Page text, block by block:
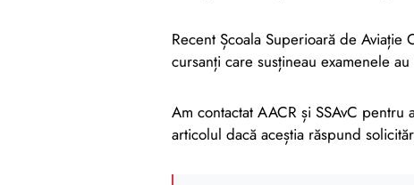
Recent Școala Superioară de Aviație
cursanți care susțineau examenele
Am contactat AACR și SSAvC
articolul dacă aceștia răspund